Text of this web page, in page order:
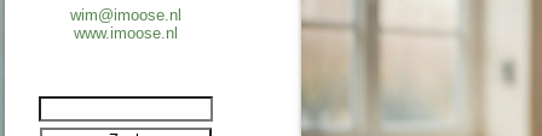
wim@imoose.nl
www.imoose.nl